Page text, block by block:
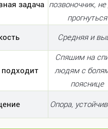
задача позвоночник,
прогнуться
Средняя и
Спящим на
людям с
пояснице
Опора,